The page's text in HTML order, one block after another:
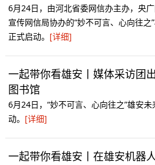
6月24日，由河北省委网信办主办，央
宣传网信局协办的“妙不可言、心向往
正式启动。 [详细]
一起带你看雄安丨媒体采访团
图书馆
6月24日，“妙不可言、心向往之”雄安
动。 [详细]
一起带你看雄安丨在雄安机器